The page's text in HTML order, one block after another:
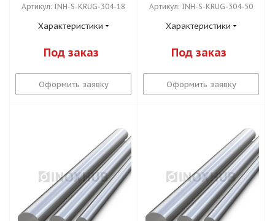
Артикул: INH-S-KRUG-304-18
Характеристики
Под заказ
Оформить заявку
Артикул: INH-S-KRUG-304-50
Характеристики
Под заказ
Оформить заявку